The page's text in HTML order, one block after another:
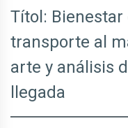
Títol: Bienestar
transporte al
arte y análisis
llegada